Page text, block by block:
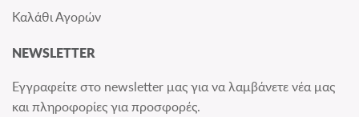
Καλάθι Αγορών
NEWSLETTER
Εγγραφείτε στο newsletter μας για να λαμβάνετε νέα μας
και πληροφορίες για προσφορές.